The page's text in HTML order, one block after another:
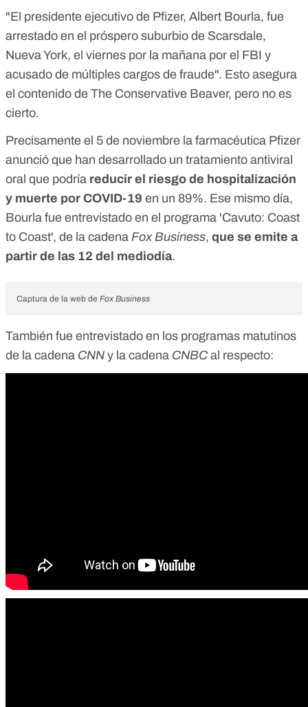
"El presidente ejecutivo de Pfizer, Albert Bourla, fue
arrestado en el próspero suburbio de Scarsdale,
Nueva York, el viernes por la mañana por el FBI y
acusado de múltiples cargos de fraude". Esto asegura
el contenido de The Conservative Beaver, pero no es
cierto.
Precisamente el 5 de noviembre la farmacéutica Pfizer
anunció que han desarrollado un tratamiento antiviral
oral que podría reducir el riesgo de hospitalización
y muerte por COVID-19 en un 89%. Ese mismo día,
Bourla fue entrevistado en el programa 'Cavuto: Coast
to Coast', de la cadena Fox Business, que se emite a
partir de las 12 del mediodía.
Captura de la web de Fox Business
También fue entrevistado en los programas matutinos
de la cadena CNN y la cadena CNBC al respecto: